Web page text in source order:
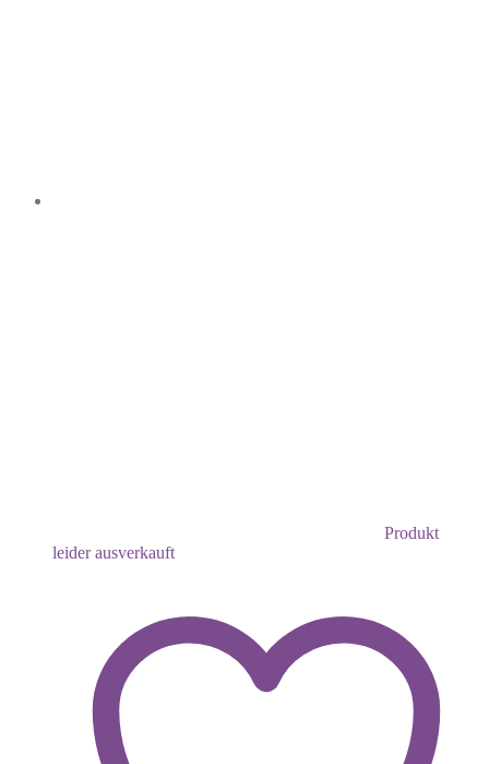
Produkt
leider ausverkauft